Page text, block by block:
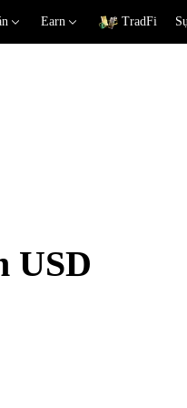
Earn TradFi
USD